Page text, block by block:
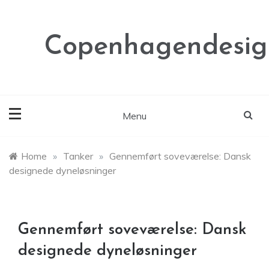
Menu
Home » Tanker » Gennemført soveværelse: Dansk
designede dyneløsninger
Gennemført soveværelse: Dansk
designede dyneløsninger